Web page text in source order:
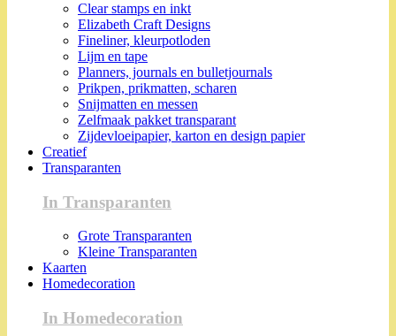
Clear stamps en inkt
Elizabeth Craft Designs
Fineliner, kleurpotloden
Lijm en tape
Planners, journals en bulletjournals
Prikpen, prikmatten, scharen
Snijmatten en messen
Zelfmaak pakket transparant
Zijdevloeipapier, karton en design papier
Creatief
Transparanten
In Transparanten
Grote Transparanten
Kleine Transparanten
Kaarten
Homedecoration
In Homedecoration